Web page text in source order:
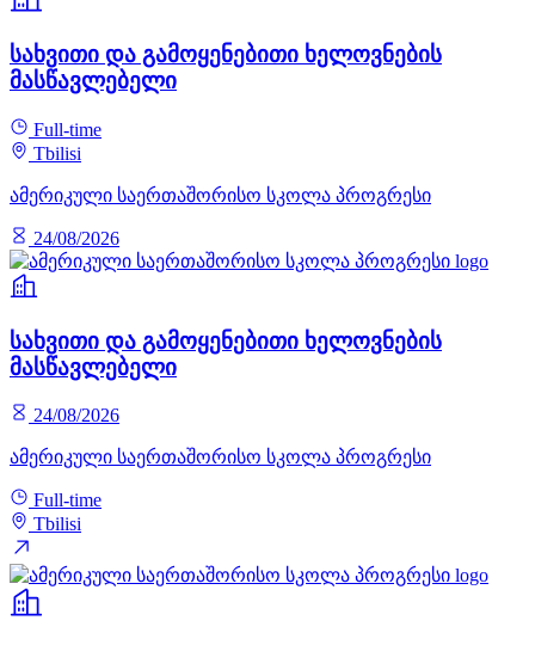
სახვითი და გამოყენებითი ხელოვნების
მასწავლებელი
Full-time
Tbilisi
ამერიკული საერთაშორისო სკოლა პროგრესი
24/08/2026
სახვითი და გამოყენებითი ხელოვნების
მასწავლებელი
24/08/2026
ამერიკული საერთაშორისო სკოლა პროგრესი
Full-time
Tbilisi